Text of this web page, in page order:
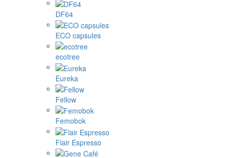
DF64
ECO capsules
ecotree
Eureka
Fellow
Femobok
Flair Espresso